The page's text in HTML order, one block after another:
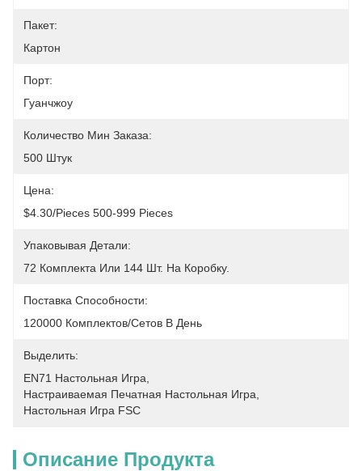
Пакет:
Картон
Порт:
Гуанчжоу
Количество Мин Заказа:
500 Штук
Цена:
$4.30/pieces 500-999 Pieces
Упаковывая Детали:
72 Комплекта Или 144 Шт. На Коробку.
Поставка Способности:
120000 Комплектов/сетов В День
Выделить:
EN71 Настольная Игра
Настраиваемая Печатная Настольная Игра
Настольная Игра FSC
Описание Продукта